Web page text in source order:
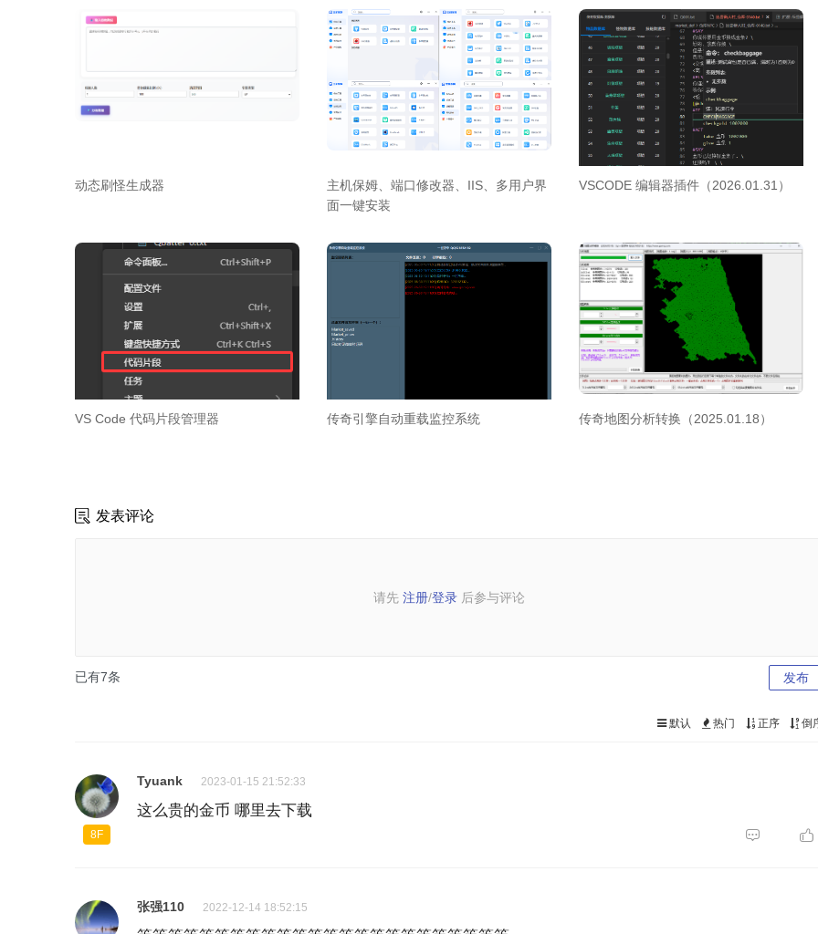
动态刷怪生成器
主机保姆、端口修改器、IIS、多用户界
面一键安装
VSCODE 编辑器插件（2026.01.31）
VS Code 代码片段管理器 传奇引擎自动重载监控系统 传奇地图分析转换（2025.01.18）
发表评论
请先 注册/登录 后参与评论
已有7条 发布
默认 热门 正序 倒
8F
Tyuank 2023-01-15 21:52:33
这么贵的金币 哪里去下载
张强110 2022-12-14 18:52:15